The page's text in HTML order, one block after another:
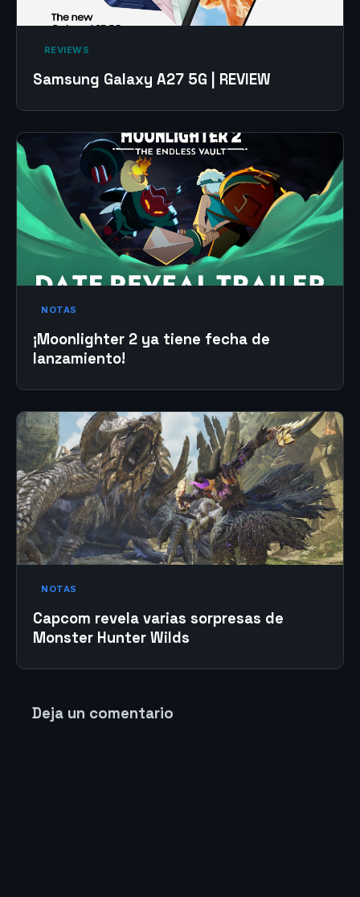
‎ REVIEWS‎
Samsung Galaxy A27 5G | REVIEW
NOTAS
¡Moonlighter 2 ya tiene fecha de
lanzamiento!
NOTAS
Capcom revela varias sorpresas de
Monster Hunter Wilds
Deja un comentario